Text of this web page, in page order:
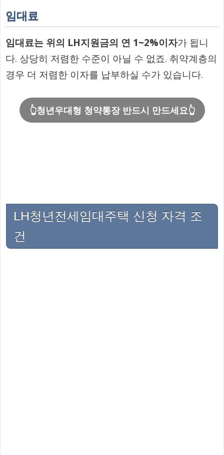
임대료
임대료는 위의 LH지원금의 연 1~2%이자가 됩니
다. 상당히 저렴한 수준이 아닐 수 없죠. 취약계층의
경우 더 저렴한 이자를 납부하실 수가 있습니다.
👆청년우대형 청약통장 반드시 만드세요👆
LH청년전세임대주택 신청 자격 조
건